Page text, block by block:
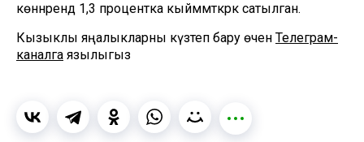
көннәрендә 1,3 процентка кыйммәткәрәк сатылган.
Кызыклы яңалыкларны күзәтеп бару өчен Телеграм-
каналга язылыгыз